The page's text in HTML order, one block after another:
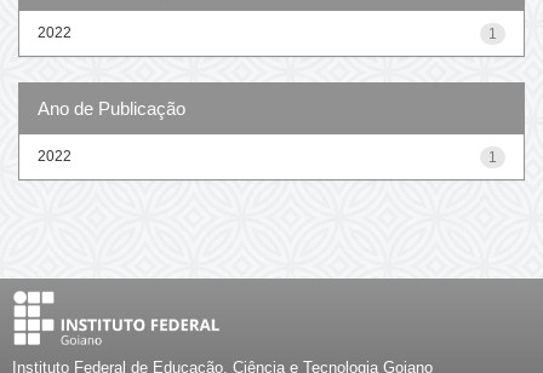
1
2022
Ano de Publicação
1
2022
Instituto Federal de Educação, Ciência e Tecnologia Goiano